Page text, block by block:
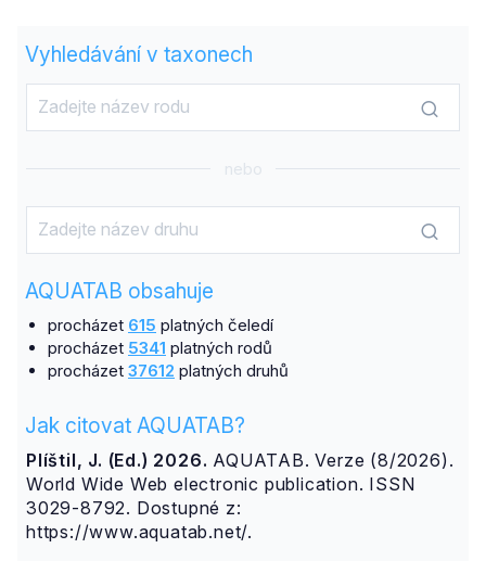
Vyhledávání v taxonech
nebo
AQUATAB obsahuje
procházet 615 platných čeledí
procházet 5341 platných rodů
procházet 37612 platných druhů
Jak citovat AQUATAB?
Plíštil, J. (Ed.) 2026. AQUATAB. Verze (8/2026).
World Wide Web electronic publication. ISSN
3029-8792. Dostupné z:
https://www.aquatab.net/.